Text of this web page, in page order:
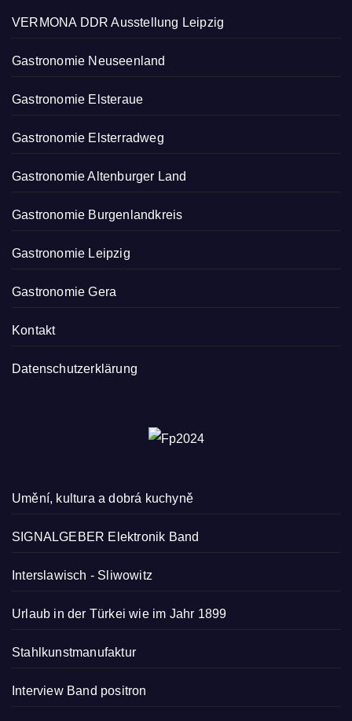
VERMONA DDR Ausstellung Leipzig
Gastronomie Neuseenland
Gastronomie Elsteraue
Gastronomie Elsterradweg
Gastronomie Altenburger Land
Gastronomie Burgenlandkreis
Gastronomie Leipzig
Gastronomie Gera
Kontakt
Datenschutzerklärung
Umění, kultura a dobrá kuchyně
SIGNALGEBER Elektronik Band
Interslawisch - Sliwowitz
Urlaub in der Türkei wie im Jahr 1899
Stahlkunstmanufaktur
Interview Band positron